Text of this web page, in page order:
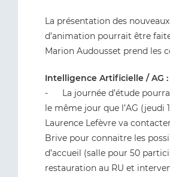
La présentation des
d’animation pourrait être
Marion Audousset prend les
Intelligence Artificielle / AG :
- La journée d’étude
le même jour que l’AG (jeudi
Laurence Lefèvre va
Brive pour connaitre les
d’accueil (salle pour 50
restauration au RU et